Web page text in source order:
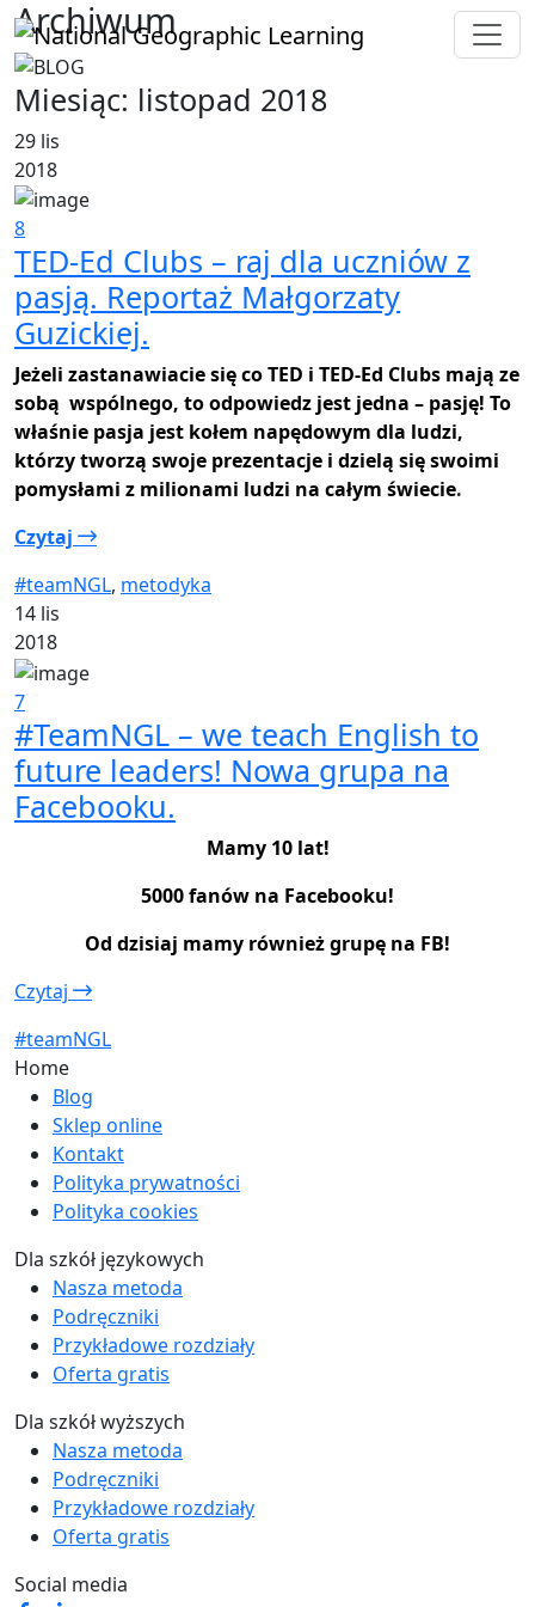
Archiwum
Miesiąc: listopad 2018
29 lis
2018
8
TED-Ed Clubs – raj dla uczniów z
pasją. Reportaż Małgorzaty
Guzickiej.
Jeżeli zastanawiacie się co TED i TED-Ed Clubs mają ze
sobą wspólnego, to odpowiedz jest jedna – pasję! To
właśnie pasja jest kołem napędowym dla ludzi,
którzy tworzą swoje prezentacje i dzielą się swoimi
pomysłami z milionami ludzi na całym świecie.
Czytaj
#teamNGL, metodyka
14 lis
2018
7
#TeamNGL – we teach English to
future leaders! Nowa grupa na
Facebooku.
Mamy 10 lat!
5000 fanów na Facebooku!
Od dzisiaj mamy również grupę na FB!
Czytaj
#teamNGL
Home
Blog
Sklep online
Kontakt
Polityka prywatności
Polityka cookies
Dla szkół językowych
Nasza metoda
Podręczniki
Przykładowe rozdziały
Oferta gratis
Dla szkół wyższych
Nasza metoda
Podręczniki
Przykładowe rozdziały
Oferta gratis
Social media